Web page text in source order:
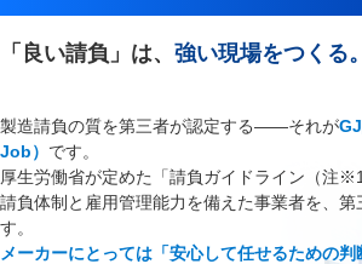
「良い請負」は、 強い現場をつくる。
製造請負の質を第三者が認定する――それが
Job） です。
厚生労働省が定めた「請負ガイドライン（注
請負体制と雇用管理能力を備えた事業者を、第
す。
メーカーにとっては「安心して任せるための